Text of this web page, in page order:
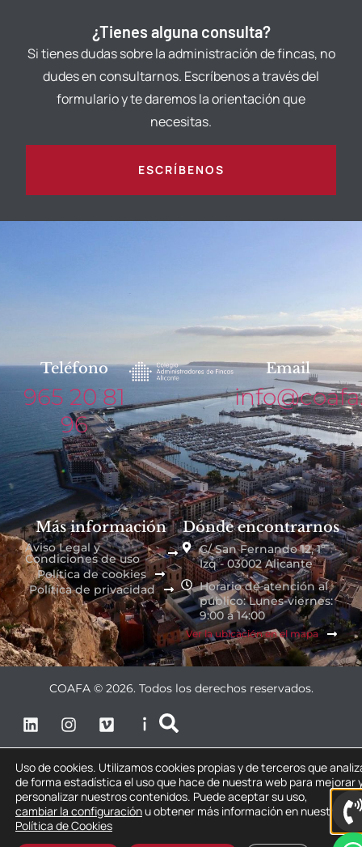
¿Tienes alguna consulta?
Si tienes dudas sobre la administración de fincas, no
dudes en consultarnos. Escríbenos a través del
formulario y te daremos la orientación que
necesitas.
ESCRÍBENOS
Teléfono
965 20 81
96
Email
Más información
Aviso Legal y
Condiciones de uso
Política de cookies
Política de privacidad
Dónde encontrarnos
C/ San Fernando 12, 1º
Izq - 03002 Alicante
Horario de atención al
público: Lunes-viernes:
9:00 a 14:00
Ver la ubicación en el mapa
COAFA © 2026. Todos los derechos reservados.
Uso de cookies. Utilizamos cookies propias y de terceros que
de forma estadística el uso que hace de nuestra web para mejorar
personalizar nuestros contenidos. Puede aceptar su uso,
cambiar la configuraciónu obtener más información en nuestra
Política de Cookies